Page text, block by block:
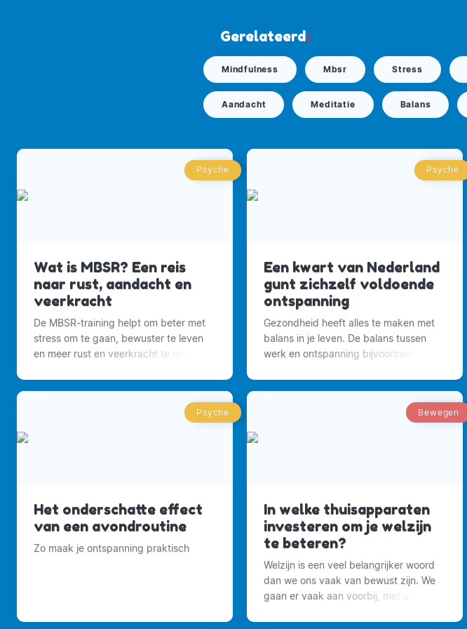
Gerelateerd:
Mindfulness Mbsr Stress
Aandacht Meditatie Balans
Psyche
Wat is MBSR? Een reis
naar rust, aandacht en
veerkracht
De MBSR-training helpt om beter met
stress om te gaan, bewuster te leven
en meer rust en veerkracht te ervaren
Psyche
Een kwart van Nederland
gunt zichzelf voldoende
ontspanning
Gezondheid heeft alles te maken met
balans in je leven. De balans tussen
werk en ontspanning bijvoorbeeld.
Psyche
Het onderschatte effect
van een avondroutine
Zo maak je ontspanning praktisch
Bewegen
In welke thuisapparaten
investeren om je welzijn
te beteren?
Welzijn is een veel belangrijker woord
dan we ons vaak van bewust zijn. We
gaan er vaak aan voorbij, met alle